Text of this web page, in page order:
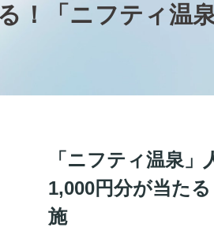
！「ニフティ温
「ニフティ温泉
1,000円分が当た
施